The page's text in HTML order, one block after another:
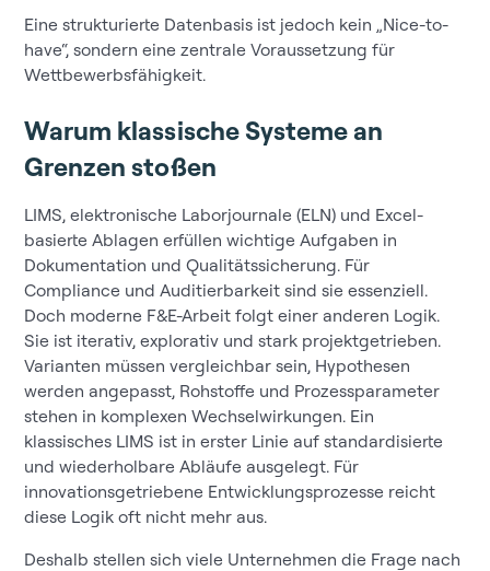
Eine strukturierte Datenbasis ist jedoch kein „Nice-to-
have“, sondern eine zentrale Voraussetzung für
Wettbewerbsfähigkeit.
Warum klassische Systeme an
Grenzen stoßen
LIMS, elektronische Laborjournale (ELN) und Excel-
basierte Ablagen erfüllen wichtige Aufgaben in
Dokumentation und Qualitätssicherung. Für
Compliance und Auditierbarkeit sind sie essenziell.
Doch moderne F&E-Arbeit folgt einer anderen Logik.
Sie ist iterativ, explorativ und stark projektgetrieben.
Varianten müssen vergleichbar sein, Hypothesen
werden angepasst, Rohstoffe und Prozessparameter
stehen in komplexen Wechselwirkungen. Ein
klassisches LIMS ist in erster Linie auf standardisierte
und wiederholbare Abläufe ausgelegt. Für
innovationsgetriebene Entwicklungsprozesse reicht
diese Logik oft nicht mehr aus.
Deshalb stellen sich viele Unternehmen die Frage nach